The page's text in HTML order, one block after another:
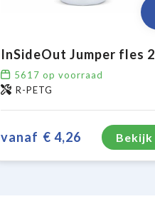
5617 op voorraad
R-PETG
vanaf € 4,26 Bekijk